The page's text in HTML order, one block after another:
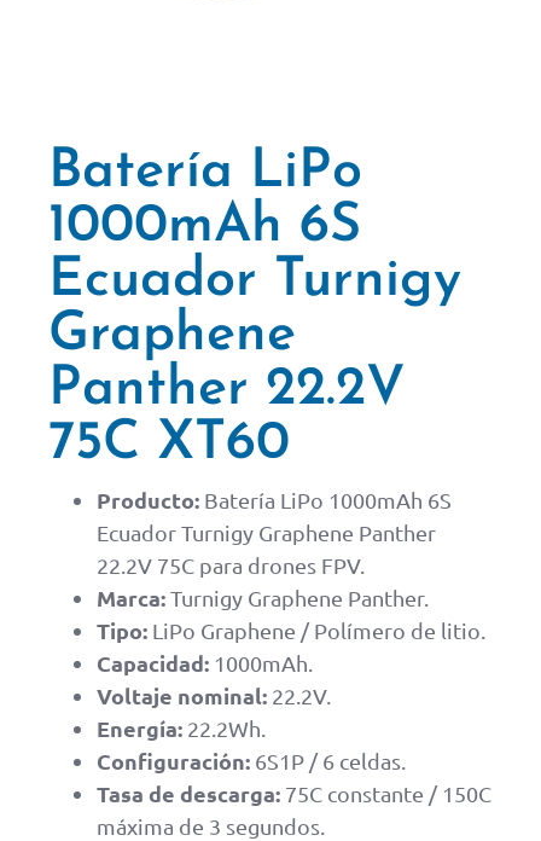
Batería LiPo
1000mAh 6S
Ecuador Turnigy
Graphene
Panther 22.2V
75C XT60
Producto: Batería LiPo 1000mAh 6S
Ecuador Turnigy Graphene Panther
22.2V 75C para drones FPV.
Marca:Turnigy Graphene Panther.
Tipo: LiPo Graphene / Polímero de litio.
Capacidad: 1000mAh.
Voltaje nominal: 22.2V.
Energía: 22.2Wh.
Configuración: 6S1P / 6 celdas.
Tasa de descarga: 75C constante / 150C
máxima de 3 segundos.